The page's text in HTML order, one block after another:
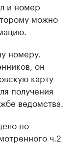
и номер
можно
номеру.
он
карту
получения
ведомства.
по
ч.2